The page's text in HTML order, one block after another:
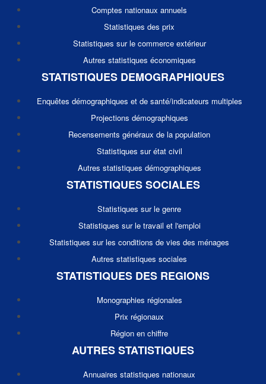
Comptes nationaux annuels
Statistiques des prix
Statistiques sur le commerce extérieur
Autres statistiques économiques
STATISTIQUES DEMOGRAPHIQUES
Enquêtes démographiques et de santé/indicateurs multiples
Projections démographiques
Recensements généraux de la population
Statistiques sur état civil
Autres statistiques démographiques
STATISTIQUES SOCIALES
Statistiques sur le genre
Statistiques sur le travail et l'emploi
Statistiques sur les conditions de vies des ménages
Autres statistiques sociales
STATISTIQUES DES REGIONS
Monographies régionales
Prix régionaux
Région en chiffre
AUTRES STATISTIQUES
Annuaires statistiques nationaux